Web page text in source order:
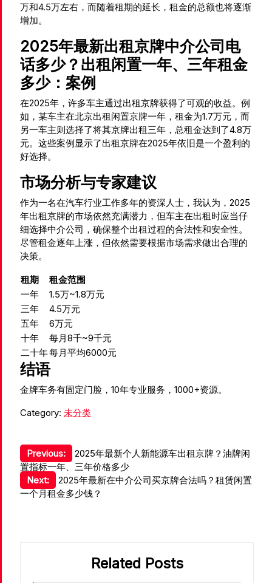
万和4.5万左右，而随着租期的延长，租金的总额也将逐渐
增加。
2025年最新出租京牌中介公司电
话多少？出租闲置一年、三年租金
多少：案例
在2025年，许多车主通过出租京牌获得了可观的收益。例
如，某车主在北京出租闲置京牌一年，租金为1.7万元，而
另一车主则选择了将其京牌出租三年，总租金达到了4.8万
元。这些案例显示了出租京牌在2025年依旧是一个盈利的
好选择。
市场分析与专家建议
作为一名在汽车行业工作多年的资深人士，我认为，2025
年出租京牌的市场依然充满潜力，但车主在出租时应当仔
细选择中介公司，确保整个出租过程的合法性和安全性。
尽管租金逐年上涨，但依然需要根据市场需求做出合理的
决策。
租期
租金范围
一年
1.5万~1.8万元
三年
4.5万元
五年
6万元
十年
每月8千~9千元
二十年每月平均6000元
结语
金牌车务有固定门脸，10年专业服务，1000+资源。
Category: 未分类
文
章
导
Previous:
2025年最新个人新能源车出租京牌？油牌闲
置指标一年、三年价格多少
Next:
2025年最新在中介公司买京牌合法吗？租赁闲置
一个月租金多少钱？
Related Posts